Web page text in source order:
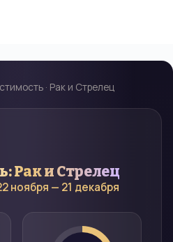
· Рак и Стрелец
Раки Стрелец
ноября — 21 декабря